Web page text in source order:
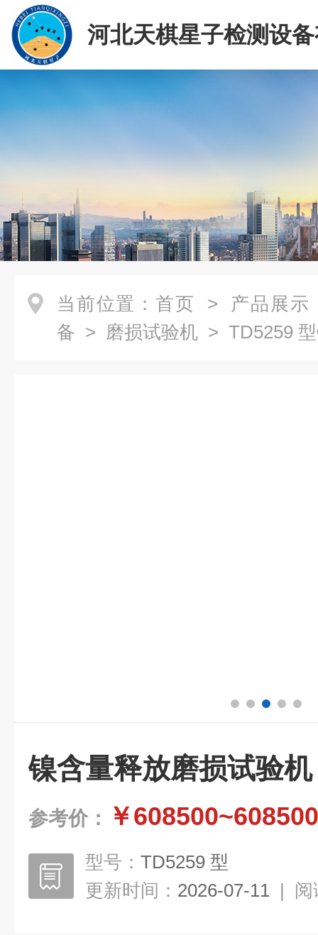
河北天棋星子检测设
司
当前位置： 首页 > 产品展示
备 > 磨损试验机 > TD5259
镍含量释放磨损试验机
参考价： ￥608500~608500
型号： TD5259 型
更新时间： 2026-07-11 | 阅